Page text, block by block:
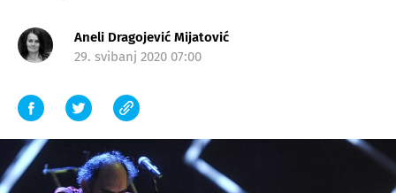
Aneli Dragojević Mijatović
29. svibanj 2020 07:00